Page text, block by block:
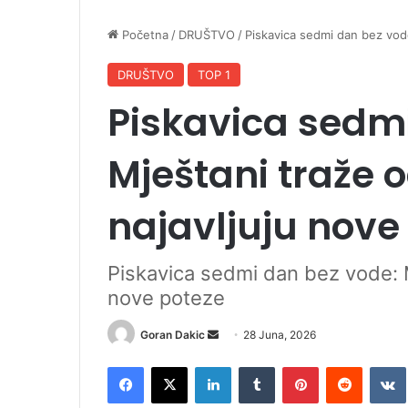
Početna / DRUŠTVO / Piskavica sedmi dan bez
DRUŠTVO TOP 1
Piskavica
Mještani traže
najavljuju nove
Piskavica sedmi dan bez
nove poteze
Goran Dakic
d
28 Juna, 2026